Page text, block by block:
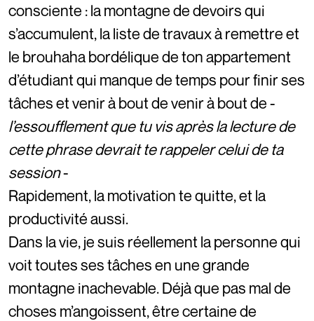
consciente : la montagne de devoirs qui
s’accumulent, la liste de travaux à remettre et
le brouhaha bordélique de ton appartement
d’étudiant qui manque de temps pour finir ses
tâches et venir à bout de venir à bout de -
l’essoufflement que tu vis après la lecture de
cette phrase devrait te rappeler celui de ta
session-
Rapidement, la motivation te quitte, et la
productivité aussi.
Dans la vie, je suis réellement la personne qui
voit toutes ses tâches en une grande
montagne inachevable. Déjà que pas mal de
choses m’angoissent, être certaine de